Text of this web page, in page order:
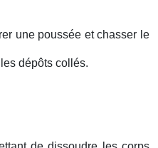
une poussée et chasser le
dépôts collés.